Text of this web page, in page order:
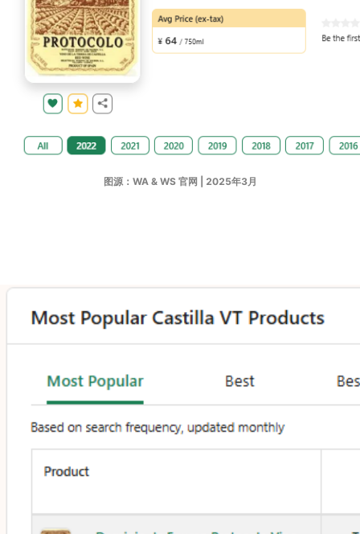
图源：WA & WS 官网 | 2025年3月